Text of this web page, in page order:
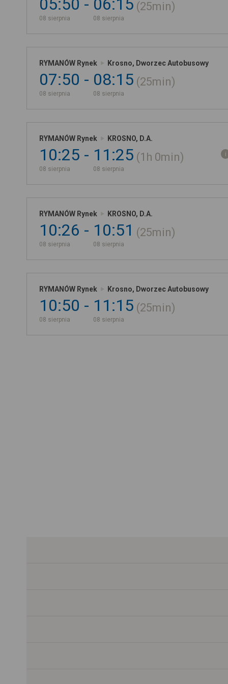
05:50
08 sierpnia
06:15
08 sierpnia
25min
RYMANÓW Rynek Krosno, Dworzec Autobusowy
07:50
08 sierpnia
08:15
08 sierpnia
25min
RYMANÓW Rynek KROSNO, D.A.
10:25
08 sierpnia
11:25
08 sierpnia
1h 0min
RYMANÓW Rynek KROSNO, D.A.
10:26
08 sierpnia
10:51
08 sierpnia
25min
RYMANÓW Rynek Krosno, Dworzec Autobusowy
10:50
08 sierpnia
11:15
08 sierpnia
25min